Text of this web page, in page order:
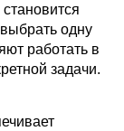
одну
работать в
задачи.